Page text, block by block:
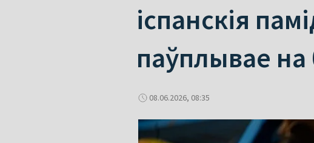
іспанскія
паўплывае на
08.06.2026, 08:35